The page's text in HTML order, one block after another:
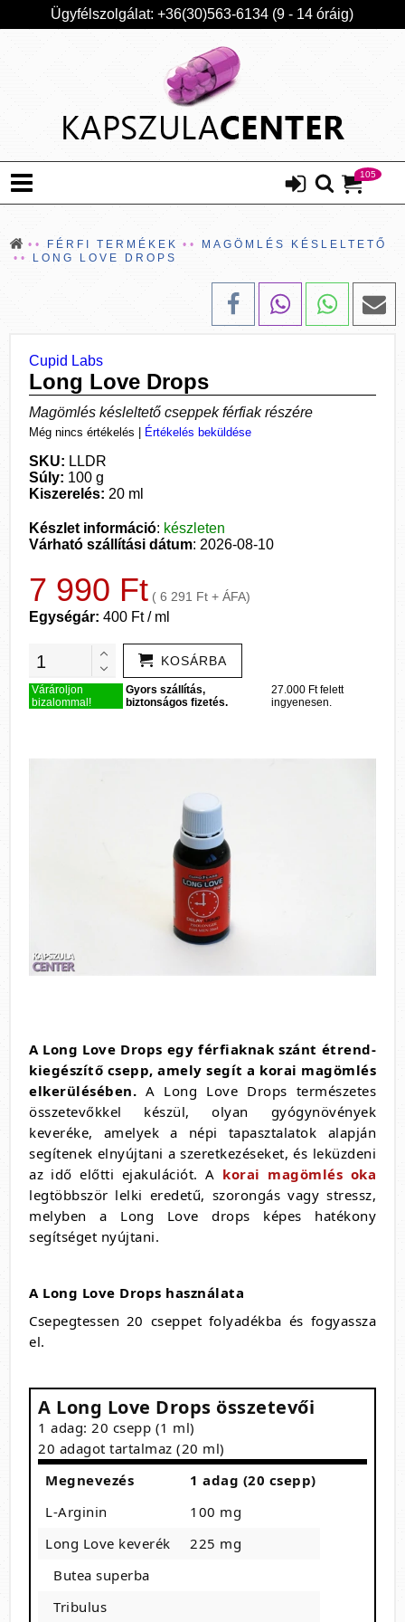
Ügyfélszolgálat: +36(30)563-6134 (9 - 14 óráig)
105
FÉRFI TERMÉKEK
MAGÖMLÉS KÉSLELTETŐ
LONG LOVE DROPS
Cupid Labs
Long Love Drops
Magömlés késleltető cseppek férfiak részére
Még nincs értékelés Értékelés beküldése
SKU: LLDR
Súly: 100 g
Kiszerelés: 20 ml
Készlet információ: készleten
Várható szállítási dátum: 2026-08-10
7 990 Ft ( 6 291 Ft + ÁFA)
Egységár: 400 Ft / ml
KOSÁRBA
Várároljon
bizalommal!
Gyors szállítás,
biztonságos fizetés.
27.000 Ft felett
ingyenesen.
A Long Love Drops egy férfiaknak szánt étrend-
kiegészítő csepp, amely segít a korai magömlés
elkerülésében. A Long Love Drops természetes
összetevőkkel készül, olyan gyógynövények
keveréke, amelyek a népi tapasztalatok alapján
segítenek elnyújtani a szeretkezéseket, és leküzdeni
az idő előtti ejakulációt. A korai magömlés oka
legtöbbször lelki eredetű, szorongás vagy stressz,
melyben a Long Love drops képes hatékony
segítséget nyújtani.
A Long Love Drops használata
Csepegtessen 20 cseppet folyadékba és fogyassza
el.
A Long Love Drops összetevői
1 adag: 20 csepp (1 ml)
20 adagot tartalmaz (20 ml)
Megnevezés
1 adag (20 csepp)
L-Arginin
100 mg
Long Love keverék
225 mg
Butea superba
Tribulus